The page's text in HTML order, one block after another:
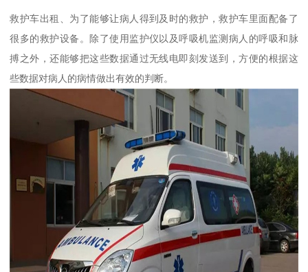
救护车出租、为了能够让病人得到及时的救护，救护车里面配备了
很多的救护设备。除了使用监护仪以及呼吸机监测病人的呼吸和脉
搏之外，还能够把这些数据通过无线电即刻发送到，方便的根据这
些数据对病人的病情做出有效的判断。